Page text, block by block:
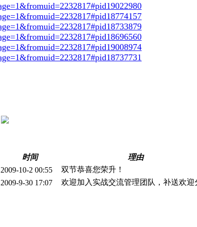
时间
理由
2009-10-2 00:55
双节恭喜您荣升！
2009-9-30 17:07 欢迎加入实战交流管理团队，补送欢迎